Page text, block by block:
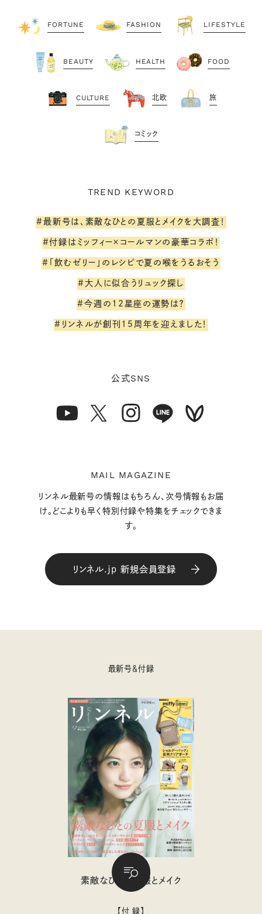
FORTUNE FASHION LIFESTYLE
BEAUTY HEALTH FOOD
CULTURE 北欧 旅
コミック
TREND KEYWORD
#最新号は、素敵なひとの夏服とメイクを大調査！
#付録はミッフィー×コールマンの豪華コラボ！
#「飲むゼリー」のレシピで夏の喉をうるおそう
#大人に似合うリュック探し
#今週の12星座の運勢は？
#リンネルが創刊15周年を迎えました！
公式SNS
MAIL MAGAZINE
リンネル最新号の情報はもちろん、次号情報もお届
け。どこよりも早く特別付録や特集をチェックできま
す。
リンネル.jp 新規会員登録
最新号＆付録
素敵なひとの夏服とメイク
【付 録】